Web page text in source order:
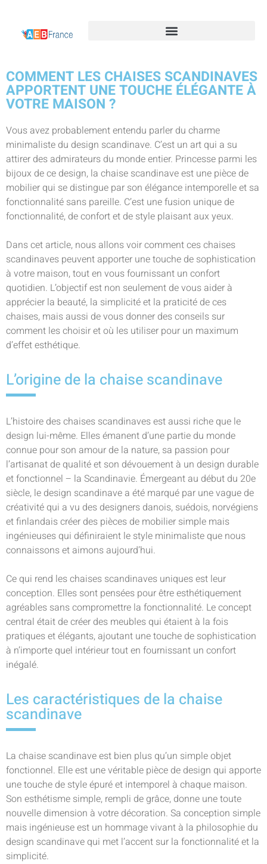
COMMENT LES CHAISES SCANDINAVES
APPORTENT UNE TOUCHE ÉLÉGANTE À
VOTRE MAISON ?
Vous avez probablement entendu parler du charme
minimaliste du design scandinave. C’est un art qui a su
attirer des admirateurs du monde entier. Princesse parmi les
bijoux de ce design, la chaise scandinave est une pièce de
mobilier qui se distingue par son élégance intemporelle et sa
fonctionnalité sans pareille. C’est une fusion unique de
fonctionnalité, de confort et de style plaisant aux yeux.
Dans cet article, nous allons voir comment ces chaises
scandinaves peuvent apporter une touche de sophistication
à votre maison, tout en vous fournissant un confort
quotidien. L’objectif est non seulement de vous aider à
apprécier la beauté, la simplicité et la praticité de ces
chaises, mais aussi de vous donner des conseils sur
comment les choisir et où les utiliser pour un maximum
d’effet esthétique.
L’origine de la chaise scandinave
L’histoire des chaises scandinaves est aussi riche que le
design lui-même. Elles émanent d’une partie du monde
connue pour son amour de la nature, sa passion pour
l’artisanat de qualité et son dévouement à un design durable
et fonctionnel – la Scandinavie. Émergeant au début du 20e
siècle, le design scandinave a été marqué par une vague de
créativité qui a vu des designers danois, suédois, norvégiens
et finlandais créer des pièces de mobilier simple mais
ingénieuses qui définiraient le style minimaliste que nous
connaissons et aimons aujourd’hui.
Ce qui rend les chaises scandinaves uniques est leur
conception. Elles sont pensées pour être esthétiquement
agréables sans compromettre la fonctionnalité. Le concept
central était de créer des meubles qui étaient à la fois
pratiques et élégants, ajoutant une touche de sophistication
à n’importe quel intérieur tout en fournissant un confort
inégalé.
Les caractéristiques de la chaise
scandinave
La chaise scandinave est bien plus qu’un simple objet
fonctionnel. Elle est une véritable pièce de design qui apporte
une touche de style épuré et intemporel à chaque maison.
Son esthétisme simple, rempli de grâce, donne une toute
nouvelle dimension à votre décoration. Sa conception simple
mais ingénieuse est un hommage vivant à la philosophie du
design scandinave qui met l’accent sur la fonctionnalité et la
simplicité.